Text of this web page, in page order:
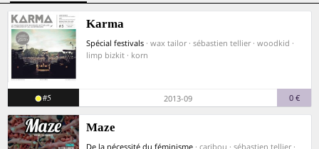
Karma
Spécial festivals · wax tailor · sébastien tellier · woodkid ·
limp bizkit · korn
#5 2013-09 0 €
Maze
De la nécessité du féminisme · caribou · sébastien tellier ·